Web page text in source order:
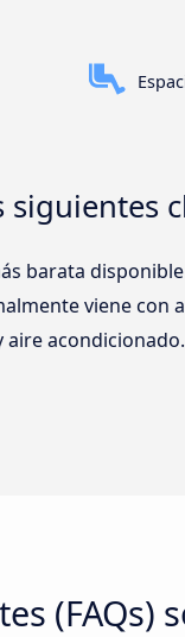
barata
viene con
aire acondicionado.
(FAQs)